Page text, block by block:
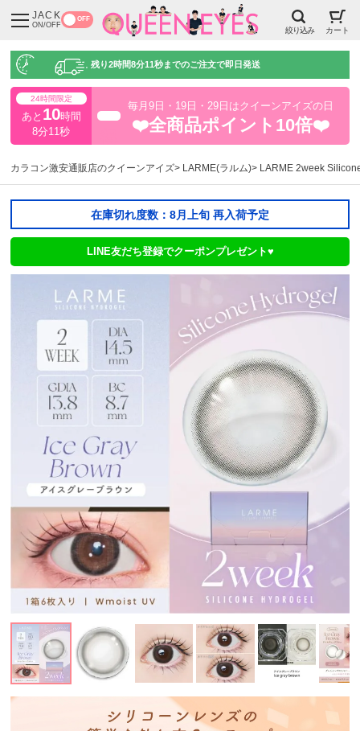
JACK
ON/OFF
OFF
絞り込み カート
残り2時間8分10秒までのご注文で即日発送
24時間限定
あと 10時間
8分10秒
毎月9日・19日・29日はクイーンアイズの日
❤️全商品ポイント10倍❤️
カラコン激安通販店のクイーンアイズ LARME(ラルム) LARME 2week
在庫切れ度数：8月上旬 再入荷予定
LINE友だち登録でクーポンプレゼント♥